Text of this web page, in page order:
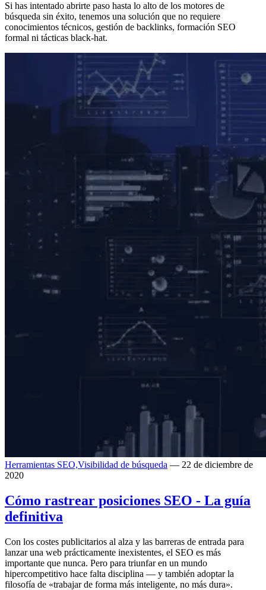
Si has intentado abrirte paso hasta lo alto de los motores de
búsqueda sin éxito, tenemos una solución que no requiere
conocimientos técnicos, gestión de backlinks, formación SEO
formal ni tácticas black-hat.
Herramientas SEO,Visibilidad de búsqueda — 22 de diciembre de
2020
Cómo rastrear posiciones SEO - La guía
definitiva
Con los costes publicitarios al alza y las barreras de entrada para
lanzar una web prácticamente inexistentes, el SEO es más
importante que nunca. Pero para triunfar en un mundo
hipercompetitivo hace falta disciplina — y también adoptar la
filosofía de «trabajar de forma más inteligente, no más dura».